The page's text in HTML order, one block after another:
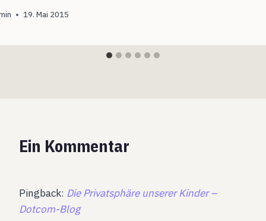
19. Mai 2015
Ein Kommentar
Pingback: Die Privatsphäre unserer Kinder –
Dotcom-Blog